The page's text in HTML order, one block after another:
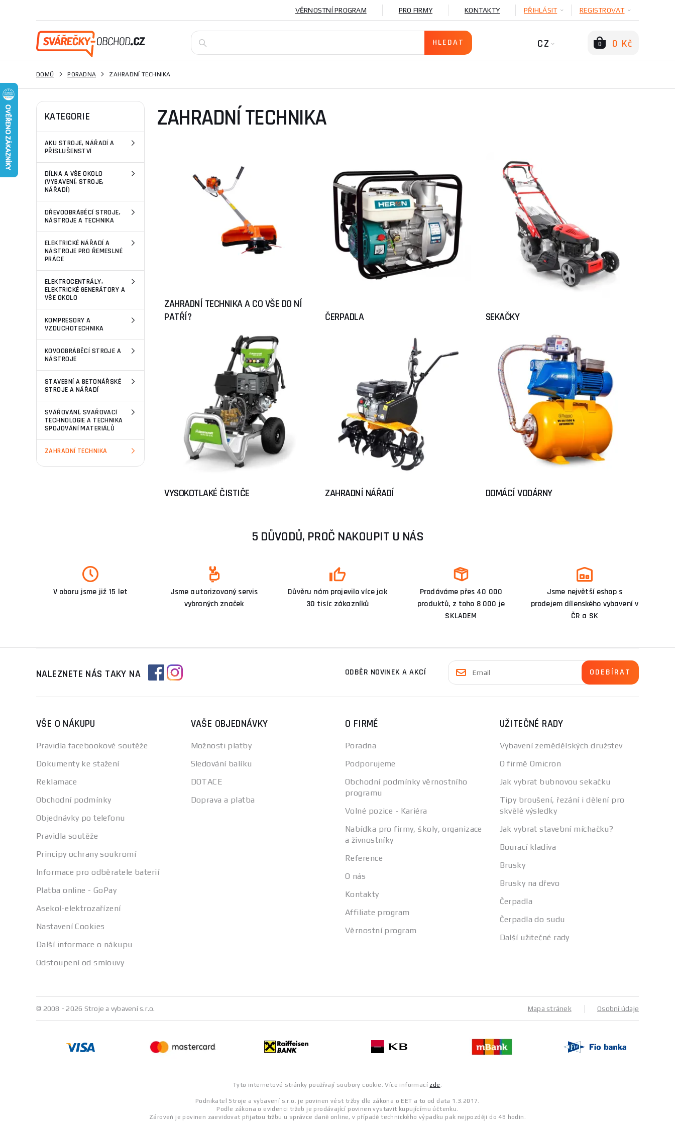
VĚRNOSTNÍ PROGRAM PRO FIRMY KONTAKTY PŘIHLÁSIT REGISTROVAT
CZ 0 0 Kč
DOMŮ PORADNA ZAHRADNÍ TECHNIKA
KATEGORIE
AKU STROJE, NÁŘADÍ A
PŘÍSLUŠENSTVÍ
DÍLNA A VŠE OKOLO
(VYBAVENÍ, STROJE,
NÁŘADÍ)
DŘEVOOBRÁBĚCÍ STROJE,
NÁSTROJE A TECHNIKA
ELEKTRICKÉ NÁŘADÍ A
NÁSTROJE PRO ŘEMESLNÉ
PRÁCE
ELEKTROCENTRÁLY,
ELEKTRICKÉ GENERÁTORY A
VŠE OKOLO
KOMPRESORY A
VZDUCHOTECHNIKA
KOVOOBRÁBĚCÍ STROJE A
NÁSTROJE
STAVEBNÍ A BETONÁŘSKÉ
STROJE A NÁŘADÍ
SVÁŘOVÁNÍ, SVAŘOVACÍ
TECHNOLOGIE A TECHNIKA
SPOJOVÁNÍ MATERIÁLŮ
ZAHRADNÍ TECHNIKA
ZAHRADNÍ TECHNIKA
ZAHRADNÍ TECHNIKA A CO VŠE DO NÍ
PATŘÍ?
ČERPADLA SEKAČKY
VYSOKOTLAKÉ ČISTIČE ZAHRADNÍ NÁŘADÍ DOMÁCÍ VODÁRNY
5 DŮVODŮ, PROČ NAKOUPIT U NÁS
V oboru jsme již 15 let
Jsme autorizovaný servis
vybraných značek
Důvěru nám projevilo více jak
30 tisíc zákazníků
Prodáváme přes 40 000
produktů, z toho 8 000 je
SKLADEM
Jsme největší eshop s
prodejem dílenského vybavení v
ČR a SK
NALEZNETE NÁS TAKY NA ODBĚR NOVINEK A AKCÍ
VŠE O NÁKUPU
Pravidla facebookové soutěže
Dokumenty ke stažení
Reklamace
Obchodní podmínky
Objednávky po telefonu
Pravidla soutěže
Principy ochrany soukromí
Informace pro odběratele baterií
Platba online - GoPay
Asekol-elektrozařízení
Nastavení Cookies
Další informace o nákupu
Odstoupení od smlouvy
VAŠE OBJEDNÁVKY
Možnosti platby
Sledování balíku
DOTACE
Doprava a platba
O FIRMĚ
Poradna
Podporujeme
Obchodní podmínky věrnostního
programu
Volné pozice - Kariéra
Nabídka pro firmy, školy, organizace
a živnostníky
Reference
O nás
Kontakty
Affiliate program
Věrnostní program
UŽITEČNÉ RADY
Vybavení zemědělských družstev
O firmě Omicron
Jak vybrat bubnovou sekačku
Tipy broušení, řezání i dělení pro
skvělé výsledky
Jak vybrat stavební míchačku?
Bourací kladiva
Brusky
Brusky na dřevo
Čerpadla
Čerpadla do sudu
Další užitečné rady
© 2008 - 2026 Stroje a vybavení s.r.o. Mapa stránek Osobní údaje
Tyto internetové stránky používají soubory cookie. Více informací zde .
Podnikatel Stroje a vybavení s.r.o. je povinen vést tržby dle zákona o EET a to od data 1.3.2017.
Podle zákona o evidenci tržeb je prodávající povinen vystavit kupujícímu účtenku.
Zároveň je povinen zaevidovat přijatou tržbu u správce daně online, v případě technického výpadku pak nejpozději do 48 hodin.